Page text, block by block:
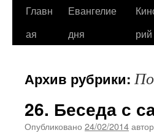
Перейти
Главн
ая
Евангелие
дня
рий
Архив рубрики:
26. Беседа с
Опубликовано 24/02/2014